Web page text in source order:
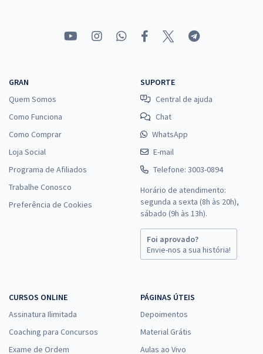
GRAN
Quem Somos
Como Funciona
Como Comprar
Loja Social
Programa de Afiliados
Trabalhe Conosco
Preferência de Cookies
SUPORTE
Central de ajuda
Chat
WhatsApp
E-mail
Telefone: 3003-0894
Horário de atendimento:
segunda a sexta (8h às 20h),
sábado (9h às 13h).
Foi aprovado?
Envie-nos a sua história!
CURSOS ONLINE
Assinatura Ilimitada
Coaching para Concursos
Exame de Ordem
PÁGINAS ÚTEIS
Depoimentos
Material Grátis
Aulas ao Vivo